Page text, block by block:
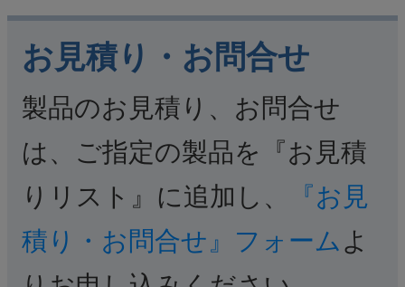
お見積り・お問合せ
製品のお見積り、お問合せ
は、ご指定の製品を『お見積
りリスト』に追加し、
『お見
積り・お問合せ』フォーム よ